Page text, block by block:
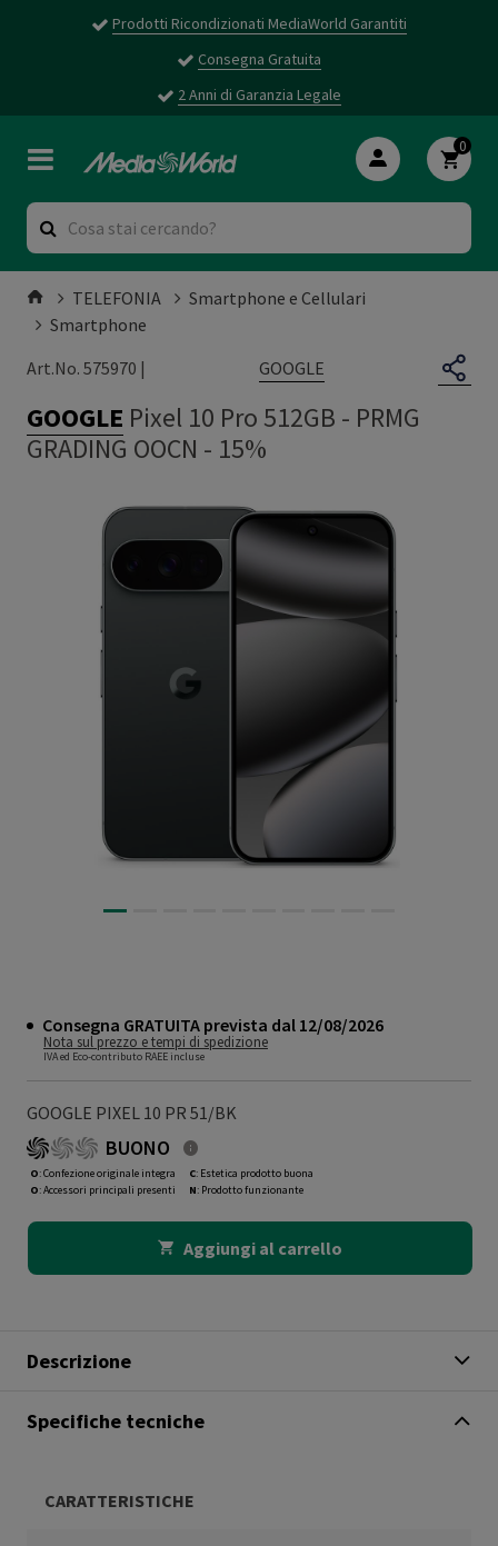
Prodotti Ricondizionati MediaWorld Garantiti
Consegna Gratuita
2 Anni di Garanzia Legale
0
TELEFONIA
Smartphone e Cellulari
Smartphone
Art.No. 575970 |
GOOGLE
GOOGLE Pixel 10 Pro 512GB - PRMG
GRADING OOCN - 15%
Consegna GRATUITA prevista dal 12/08/2026
Nota sul prezzo e tempi di spedizione
IVA ed Eco-contributo RAEE incluse
GOOGLE PIXEL 10 PR 51/BK
BUONO
O: Confezione originale integra
O: Accessori principali presenti
C: Estetica prodotto buona
N: Prodotto funzionante
Aggiungi al carrello
Descrizione
Specifiche tecniche
CARATTERISTICHE